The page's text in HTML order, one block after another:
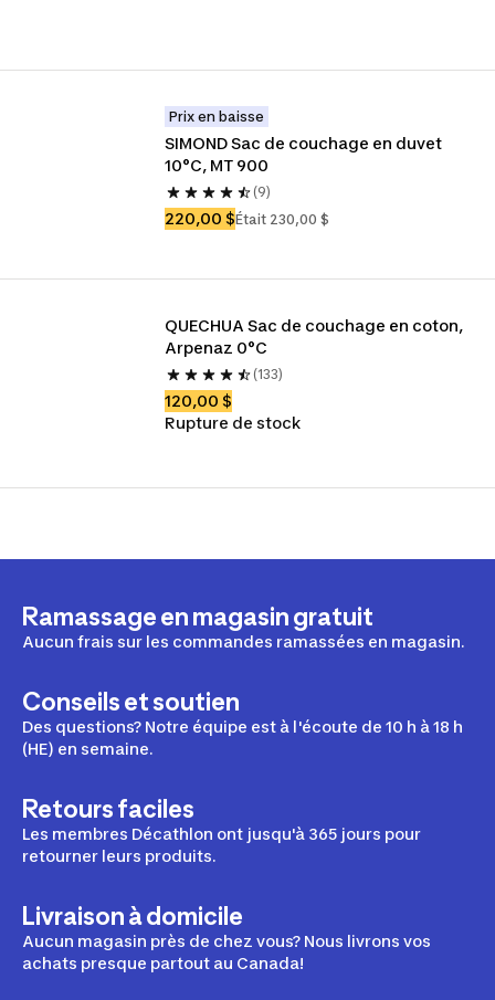
Prix en baisse
SIMOND Sac de couchage en duvet
10°C, MT 900
(9)
220,00 $Était 230,00 $
QUECHUA Sac de couchage en coton,
Arpenaz 0°C
(133)
120,00 $
Rupture de stock
Ramassage en magasin gratuit
Aucun frais sur les commandes ramassées en magasin.
Conseils et soutien
Des questions? Notre équipe est à l'écoute de 10 h à 18 h
(HE) en semaine.
Retours faciles
Les membres Décathlon ont jusqu'à 365 jours pour
retourner leurs produits.
Livraison à domicile
Aucun magasin près de chez vous? Nous livrons vos
achats presque partout au Canada!